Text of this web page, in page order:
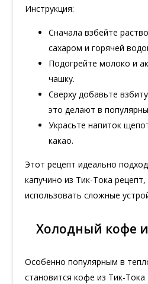
Инструкция:
Сначала взбейте
сахаром и горячей
Подогрейте молоко и
чашку.
Сверху добавьте
это делают в
Украсьте напиток
какао.
Этот рецепт идеально
капучино из Тик-Тока
использовать сложные
Холодный кофе
Особенно популярным в
становится кофе из Тик-